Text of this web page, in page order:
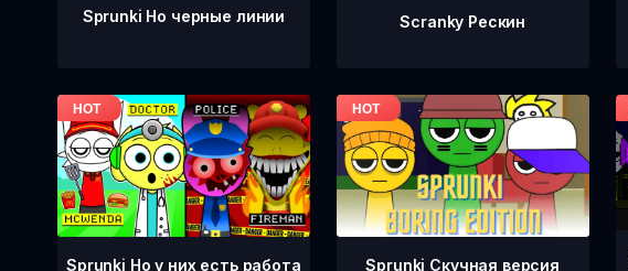
Sprunki Но черные линии Scranky Рескин
Sprunki Но у них есть работа Sprunki Скучная версия